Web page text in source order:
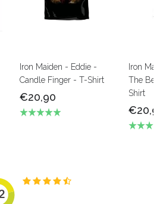
Iron Maiden - Eddie -
Candle Finger - T-Shirt
€20,90
Iron
The
Shirt